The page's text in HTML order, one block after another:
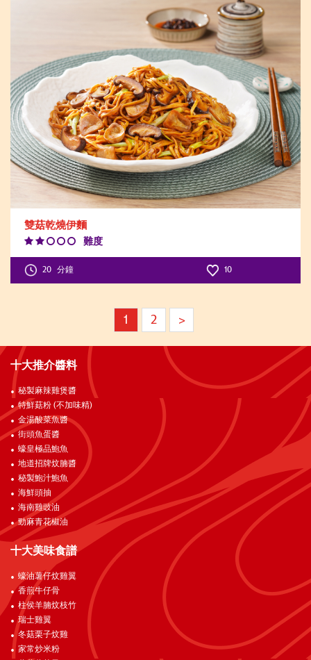
雙菇乾燒伊麵
難度
20 分鐘 10
1 2 >
十大推介醬料
秘製麻辣雞煲醬
特鮮菇粉 (不加味精)
金湯酸菜魚醬
街頭魚蛋醬
蠔皇極品鮑魚
地道招牌炆腩醬
秘製鮑汁鮑魚
海鮮頭抽
海南雞豉油
勁麻青花椒油
十大美味食譜
蠔油薯仔炆雞翼
香煎牛仔骨
柱侯羊腩炆枝竹
瑞士雞翼
冬菇栗子炆雞
家常炒米粉